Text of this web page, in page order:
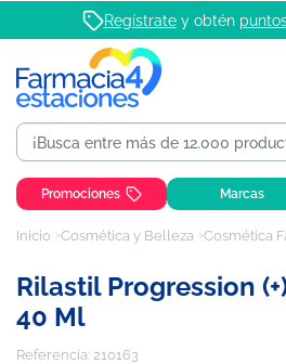
Regístratey obtén
Promociones Marcas
Inicio Cosmética y Belleza Cosmética
Rilastil Progression
40 Ml
Referencia: 210163